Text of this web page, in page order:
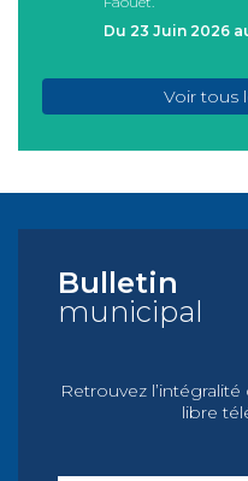
Du 23 Juin 2026
Voir tous
Bulletin
municipal
Retrouvez
libre